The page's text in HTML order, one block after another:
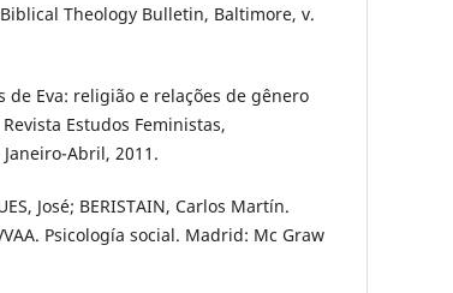
Theology Bulletin, Baltimore, v.
de Eva: religião e relações de gênero
Estudos Feministas,
Abril, 2011.
José; BERISTAIN, Carlos Martín.
Psicología social. Madrid: Mc Graw